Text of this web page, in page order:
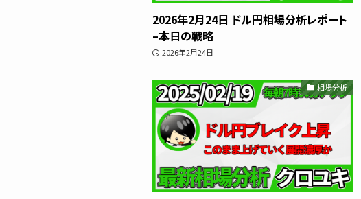
2026年2月24日 ドル円相場分析レポート
–本日の戦略
2026年2月24日
相場分析